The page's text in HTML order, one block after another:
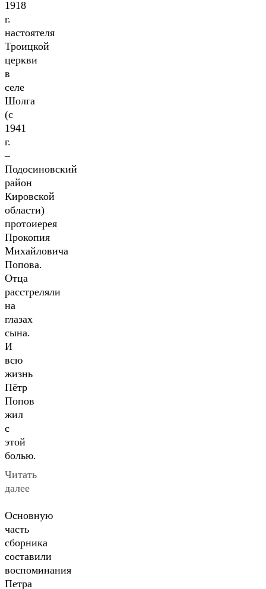
1918
г.
настоятеля
Троицкой
церкви
в
селе
Шолга
(с
1941
г.
–
Подосиновский
район
Кировской
области)
протоиерея
Прокопия
Михайловича
Попова.
Отца
расстреляли
на
глазах
сына.
И
всю
жизнь
Пётр
Попов
жил
с
этой
болью.
Читать
далее
Основную
часть
сборника
составили
воспоминания
Петра